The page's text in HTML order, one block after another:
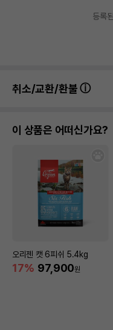
등록
취소/교환/환불
이 상품은 어떠신가요?
오리젠 캣 6피쉬 5.4kg
17% 97,900원